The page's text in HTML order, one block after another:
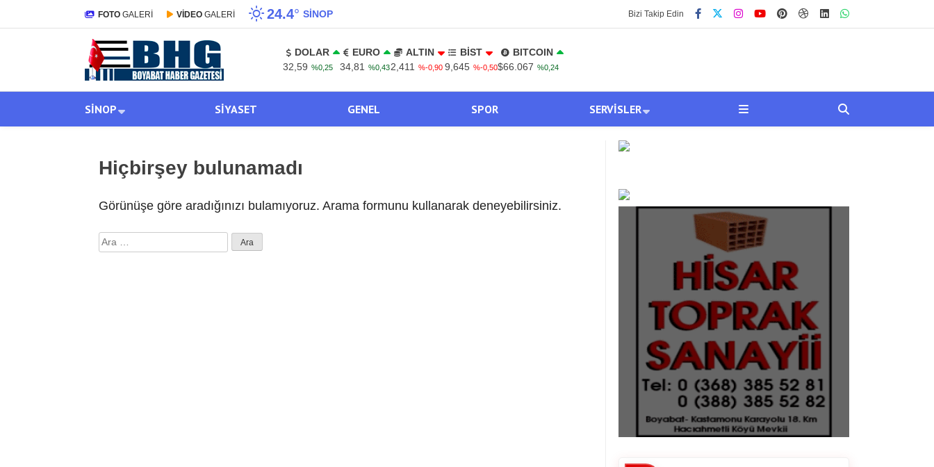
FOTO GALERİ VİDEO GALERİ 24.4° SINOP Bizi Takip Edin
DOLAR
32,59 %0,25
EURO
34,81
%0,43
ALTIN
2,411
%-0,90
BİST
9,645 %-0,50
BITCOIN
$66.067 %0,24
SINOP SIYASET GENEL SPOR SERVISLER
Hiçbirşey bulunamadı
Görünüşe göre aradığınızı bulamıyoruz. Arama formunu kullanarak deneyebilirsiniz.
Arama: